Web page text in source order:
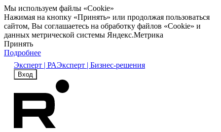
Мы используем файлы «Cookie»
Нажимая на кнопку «Принять» или продолжая пользоваться
сайтом, Вы соглашаетесь на обработку файлов «Cookie» и
данных метрической системы Яндекс.Метрика
Принять
Подробнее
Эксперт | РАЭксперт | Бизнес-решения
Вход